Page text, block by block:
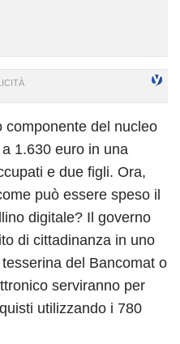
componente del nucleo
1.630 euro in una
e due figli. Ora,
può essere speso il
digitale? Il governo
di cittadinanza in uno
del Bancomat o
serviranno per
utilizzando i 780